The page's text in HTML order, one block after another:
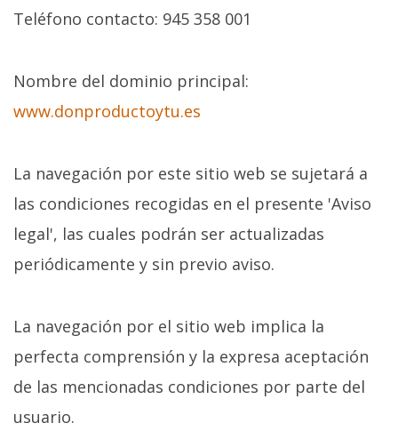
Teléfono contacto: 945 358 001
Nombre del dominio principal:
www.donproductoytu.es
La navegación por este sitio web se sujetará a
las condiciones recogidas en el presente 'Aviso
legal', las cuales podrán ser actualizadas
periódicamente y sin previo aviso.
La navegación por el sitio web implica la
perfecta comprensión y la expresa aceptación
de las mencionadas condiciones por parte del
usuario.